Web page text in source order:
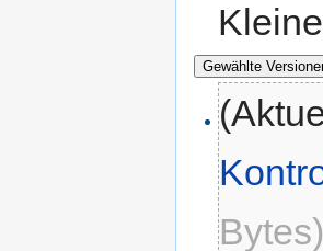
Bytes)